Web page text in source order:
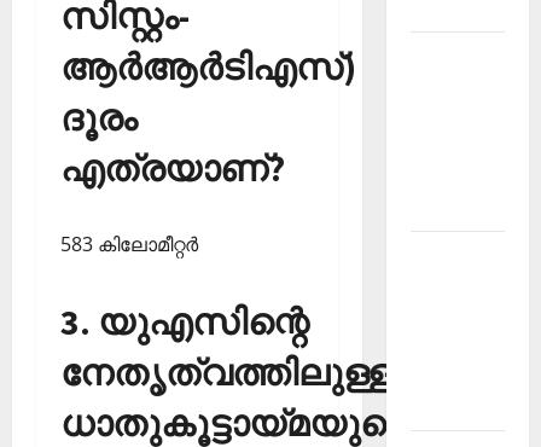
സിസ്റ്റം-
ആര്‍ആര്‍ടിഎസ്)
ദൂരം
എത്രയാണ്?
583 കിലോമീറ്റര്‍
3. യുഎസിന്റെ
നേതൃത്വത്തിലുള്ള
ധാതുകൂട്ടായ്മയുടെ